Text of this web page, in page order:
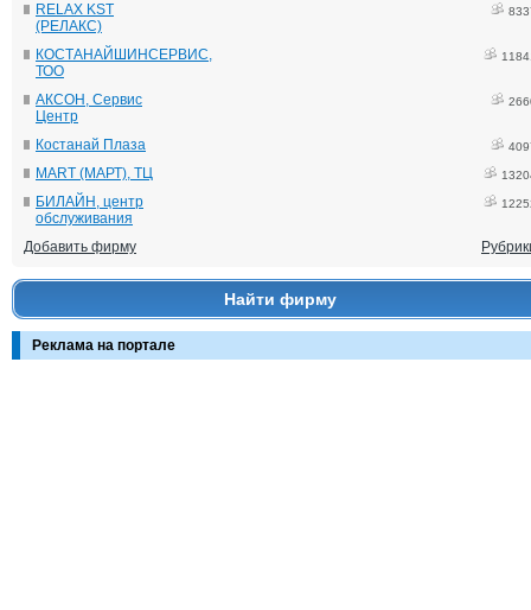
RELAX KST
(РЕЛАКС)
КОСТАНАЙШИНСЕРВИС,
ТОО
АКСОН, Сервис
Центр
Костанай Плаза
MART (МАРТ), ТЦ
БИЛАЙН, центр
обслуживания
Добавить фирму
Найти фирму
Реклама на портале